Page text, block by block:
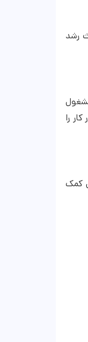
رشد
را
کمک